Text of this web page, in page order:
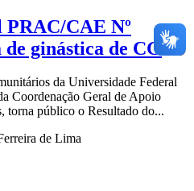
PRAC/CAE Nº
ginástica de CG
da Universidade Federal
Coordenação Geral de Apoio
torna público o Resultado do...
de Lima